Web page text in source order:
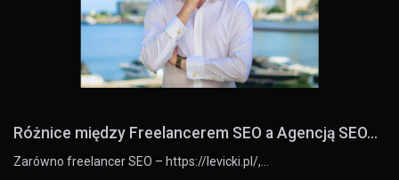
Różnice między Freelancerem SEO a Agencją SEO...
Zarówno freelancer SEO – https://levicki.pl/,…